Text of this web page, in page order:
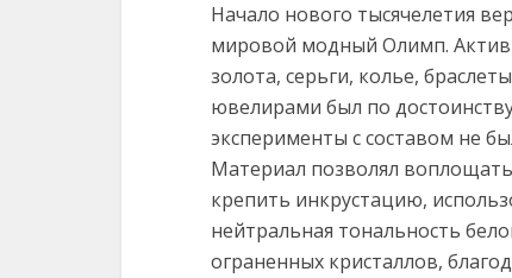
Начало нового тысячелетия
мировой модный Олимп.
золота, серьги, колье,
ювелирами был по
эксперименты с составом не
Материал позволял
крепить инкрустацию,
нейтральная тональность
ограненных кристаллов,